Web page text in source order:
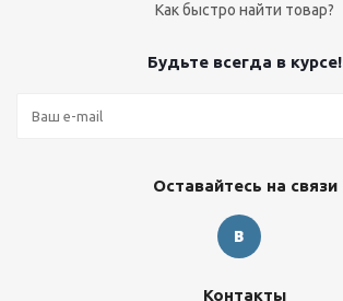
Как быстро найти товар?
Будьте всегда в курсе!
Оставайтесь на связи
Контакты